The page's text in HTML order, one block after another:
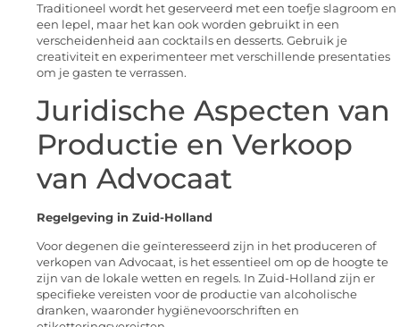
Traditioneel wordt het geserveerd met een toefje slagroom en
een lepel, maar het kan ook worden gebruikt in een
verscheidenheid aan cocktails en desserts. Gebruik je
creativiteit en experimenteer met verschillende presentaties
om je gasten te verrassen.
Juridische Aspecten van
Productie en Verkoop
van Advocaat
Regelgeving in Zuid-Holland
Voor degenen die geïnteresseerd zijn in het produceren of
verkopen van Advocaat, is het essentieel om op de hoogte te
zijn van de lokale wetten en regels. In Zuid-Holland zijn er
specifieke vereisten voor de productie van alcoholische
dranken, waaronder hygiënevoorschriften en